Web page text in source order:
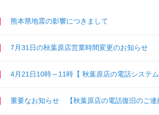
熊本県地震の影響につきまして
7月31日の秋葉原店営業時間変更のお知らせ
4月21日10時～11時【 秋葉原店の電話システ
重要なお知らせ 【秋葉原店の電話復旧のご連